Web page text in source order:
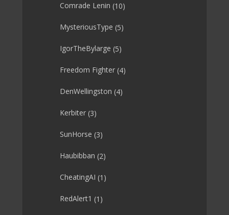
Comrade Lenin (10)
MysteriousType (5)
IgorTheBylarge (5)
Freedom Fighter (4)
DenWellingston (4)
Kerbiter (3)
SunHorse (3)
Haubibban (2)
CheatingAI (1)
RedAlert1 (1)